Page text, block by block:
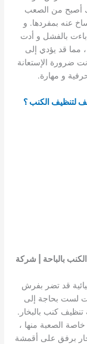
أصبح من الصعب
عنه بمفردها. و
بالفشل و أدت
مما قد يؤدي إلى
ضرورة الإستعانة
و مهارة.
لتنظيف الكنب ؟
بالباحة | شركة
قد تضر بفرش
لست بحاجة إلى
كنب بالبخار.
الصعبة منها ،
برفق على أقمشة